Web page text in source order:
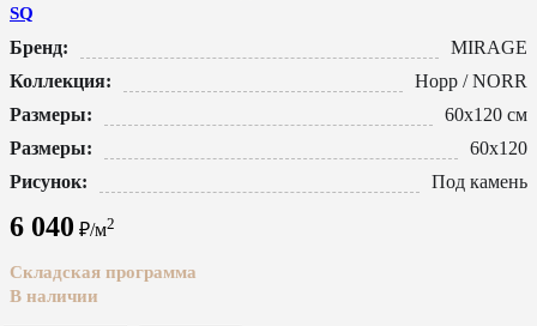
SQ
Бренд:
MIRAGE
Коллекция:
Норр / NORR
Размеры:
60x120 см
Размеры:
60x120
Рисунок:
Под камень
6 040 ₽/м2
Складская программа
В наличии